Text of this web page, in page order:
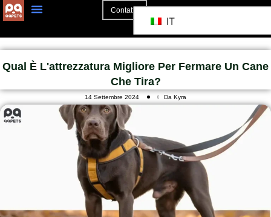
Contatto
IT
Qual È L'attrezzatura Migliore Per Fermare Un Cane
Che Tira?
14 Settembre 2024 Da Kyra